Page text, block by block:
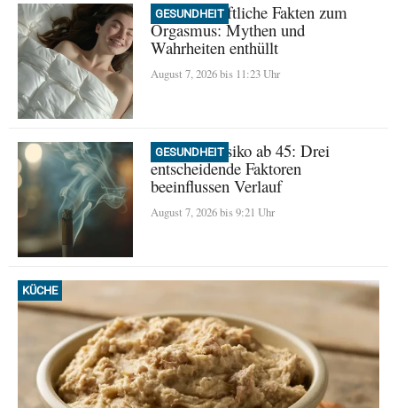
GESUNDHEIT
Wissenschaftliche Fakten zum
Orgasmus: Mythen und
Wahrheiten enthüllt
August 7, 2026 bis 11:23 Uhr
GESUNDHEIT
Demenz-Risiko ab 45: Drei
entscheidende Faktoren
beeinflussen Verlauf
August 7, 2026 bis 9:21 Uhr
KÜCHE